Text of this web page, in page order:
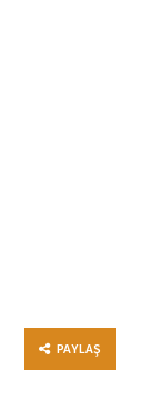
PAYLAŞ